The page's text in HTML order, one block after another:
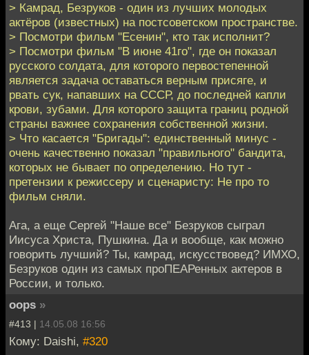
> Камрад, Безруков - один из лучших молодых
актёров (известных) на постсоветском пространстве.
> Посмотри фильм "Есенин", кто так исполнит?
> Посмотри фильм "В июне 41го", где он показал
русского солдата, для которого первостепенной
является задача оставаться верным присяге, и
рвать сук, напавших на СССР, до последней капли
крови, зубами. Для которого защита границ родной
страны важнее сохранения собственной жизни.
> Что касается "Бригады": единственный минус -
очень качественно показал "правильного" бандита,
которых не бывает по определению. Но тут -
претензии к режиссеру и сценаристу: Не про то
фильм сняли.
Ага, а еще Сергей "Наше все" Безруков сыграл
Иисуса Христа, Пушкина. Да и вообще, как можно
говорить лучший? Ты, камрад, искусствовед? ИМХО,
Безруков один из самых проПЕАРенных актеров в
России, и только.
oops »
#413 | 14.05.08 16:56
Кому: Daishi, #320